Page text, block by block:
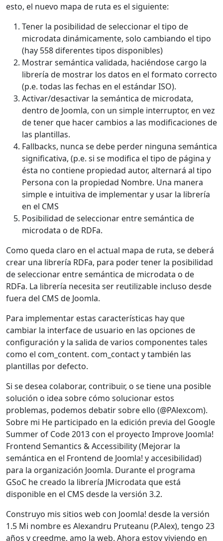
esto, el nuevo mapa de ruta es el siguiente:
Tener la posibilidad de seleccionar el tipo de
microdata dinámicamente, solo cambiando el tipo
(hay 558 diferentes tipos disponibles)
Mostrar semántica validada, haciéndose cargo la
librería de mostrar los datos en el formato correcto
(p.e. todas las fechas en el estándar ISO).
Activar/desactivar la semántica de microdata,
dentro de Joomla, con un simple interruptor, en vez
de tener que hacer cambios a las modificaciones de
las plantillas.
Fallbacks, nunca se debe perder ninguna semántica
significativa, (p.e. si se modifica el tipo de página y
ésta no contiene propiedad autor, alternará al tipo
Persona con la propiedad Nombre. Una manera
simple e intuitiva de implementar y usar la librería
en el CMS
Posibilidad de seleccionar entre semántica de
microdata o de RDFa.
Como queda claro en el actual mapa de ruta, se deberá
crear una librería RDFa, para poder tener la posibilidad
de seleccionar entre semántica de microdata o de
RDFa. La librería necesita ser reutilizable incluso desde
fuera del CMS de Joomla.
Para implementar estas características hay que
cambiar la interface de usuario en las opciones de
configuración y la salida de varios componentes tales
como el com_content. com_contact y también las
plantillas por defecto.
Si se desea colaborar, contribuir, o se tiene una posible
solución o idea sobre cómo solucionar estos
problemas, podemos debatir sobre ello (@PAlexcom).
Sobre mi He participado en la edición previa del Google
Summer of Code 2013 con el proyecto Improve Joomla!
Frontend Semantics & Accessibility (Mejorar la
semántica en el Frontend de Joomla! y accesibilidad)
para la organización Joomla. Durante el programa
GSoC he creado la librería JMicrodata que está
disponible en el CMS desde la versión 3.2.
Construyo mis sitios web con Joomla! desde la versión
1.5 Mi nombre es Alexandru Pruteanu (P.Alex), tengo 23
años y creedme, amo la web. Ahora estoy viviendo en